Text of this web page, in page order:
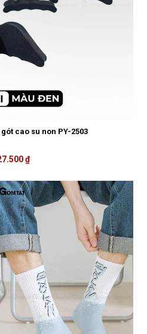
cao su non PY-2503
₫